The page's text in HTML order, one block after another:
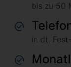
bis zu 50
in dt.